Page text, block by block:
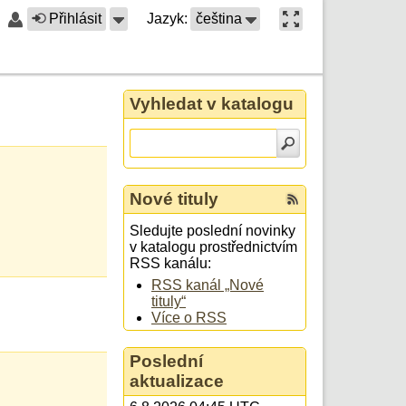
Přihlásit Jazyk: čeština
Vyhledat v katalogu
Nové tituly
Sledujte poslední novinky
v katalogu prostřednictvím
RSS kanálu:
RSS kanál „Nové
tituly“
Více o RSS
Poslední
aktualizace